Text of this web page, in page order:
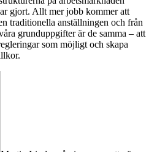
gjort. Allt mer jobb kommer att
traditionella anställningen och från
grunduppgifter är de samma – att
som möjligt och skapa